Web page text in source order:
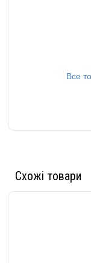
Все
Схожі товари